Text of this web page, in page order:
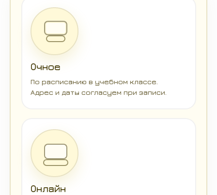
Очное
По расписанию в учебном классе.
Адрес и даты согласуем при записи.
Онлайн